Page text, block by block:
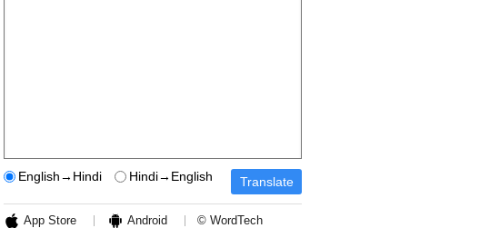
English→Hindi Hindi→English
App Store Android © WordTech